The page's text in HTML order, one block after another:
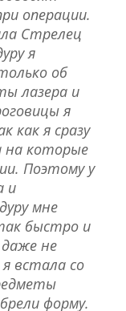
операции.
Стрелец
я
об
лазера и
я
как я сразу
на которые
Поэтому у
и
мне
быстро и
не
встала со
форму.